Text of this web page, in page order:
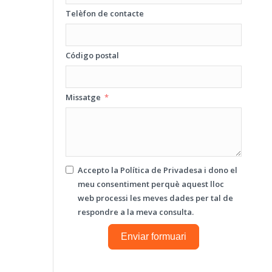
Telèfon de contacte
Código postal
Missatge
Accepto la Política de Privadesa i dono el
meu consentiment perquè aquest lloc
web processi les meves dades per tal de
respondre a la meva consulta.
Enviar formuari